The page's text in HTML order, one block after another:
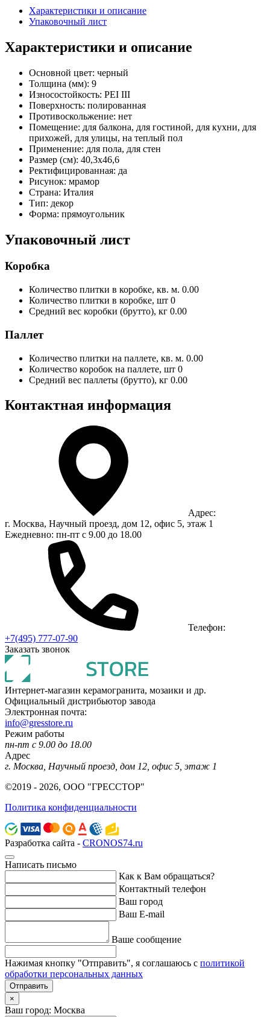
Характеристики и описание
Упаковочный лист
Характеристики и описание
Основной цвет: черный
Толщина (мм): 9
Износостойкость: PEI III
Поверхность: полированная
Противоскольжение: нет
Помещение: для балкона, для гостиной, для кухни, для
прихожей, для улицы, на теплый пол
Применение: для пола, для стен
Размер (см): 40,3x46,6
Ректифицированная: да
Рисунок: мрамор
Страна: Италия
Тип: декор
Форма: прямоугольник
Упаковочный лист
Коробка
Количество плитки в коробке, кв. м. 0.00
Количество плитки в коробке, шт 0
Средний вес коробки (брутто), кг 0.00
Паллет
Количество плитки на паллете, кв. м. 0.00
Количество коробок на паллете, шт 0
Средний вес паллеты (брутто), кг 0.00
Контактная информация
Адрес:
г. Москва, Научный проезд, дом 12, офис 5, этаж 1
Ежедневно: пн-пт с 9.00 до 18.00
Телефон:
+7(495) 777-07-90
Заказать звонок
Интернет-магазин керамогранита, мозаики и др.
Официальный дистрибьютор завода
Электронная почта:
info@gresstore.ru
Режим работы
пн-пт с 9.00 до 18.00
Адрес
г. Москва, Научный проезд, дом 12, офис 5, этаж 1
©2019 - 2026, ООО "ГРЕССТОР"
Политика конфиденциальности
Разработка сайта - CRONOS74.ru
Написать письмо
Как к Вам обращаться?
Контактный телефон
Ваш город
Ваш E-mail
Ваше сообщение
Нажимая кнопку "Отправить", я соглашаюсь с политикой
обработки персональных данных
Отправить
×
Ваш город: Москва